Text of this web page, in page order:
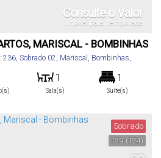
Consulte o Valor
Imóvel para Temporada
MARISCAL - BOMBINHAS
236, Sobrado 02, Mariscal , Bombinhas,
1
Sala(s)
1
Suíte(s)
129 (124)
Sobrado